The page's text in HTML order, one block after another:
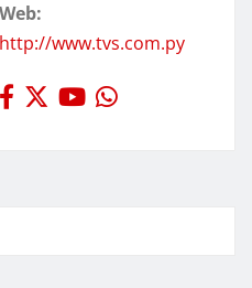
Web:
http://www.tvs.com.py